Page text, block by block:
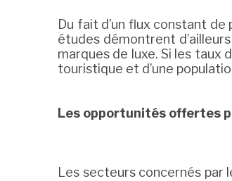
Du fait d’un flux constant
études démontrent
marques de luxe. Si les taux
touristique et d’une
Les opportunités offertes
Les secteurs concernés